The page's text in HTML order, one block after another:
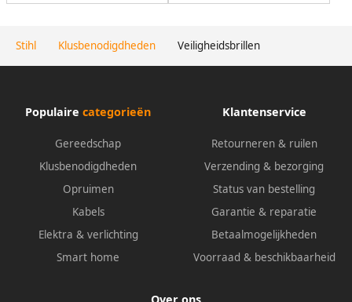
Stihl Klusbenodigdheden Veiligheidsbrillen
Populaire categorieën
Gereedschap
Klusbenodigdheden
Opruimen
Kabels
Elektra & verlichting
Smart home
Klantenservice
Retourneren & ruilen
Verzending & bezorging
Status van bestelling
Garantie & reparatie
Betaalmogelijkheden
Voorraad & beschikbaarheid
Over ons